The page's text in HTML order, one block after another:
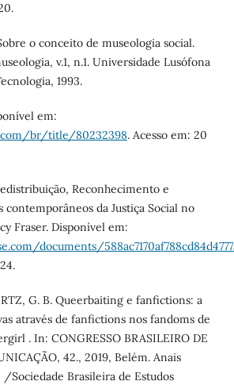
o conceito de museologia social.
v.1, n.1. Universidade Lusófona
1993.
em:
br/title/80232398. Acesso em: 20
Reconhecimento e
contemporâneos da Justiça Social no
Fraser. Disponível em:
documents/
G. B. Queerbaiting e fanfictions: a
através de fanfictions nos fandoms de
. In: CONGRESSO BRASILEIRO DE
42., 2019, Belém. Anais
Sociedade Brasileira de Estudos